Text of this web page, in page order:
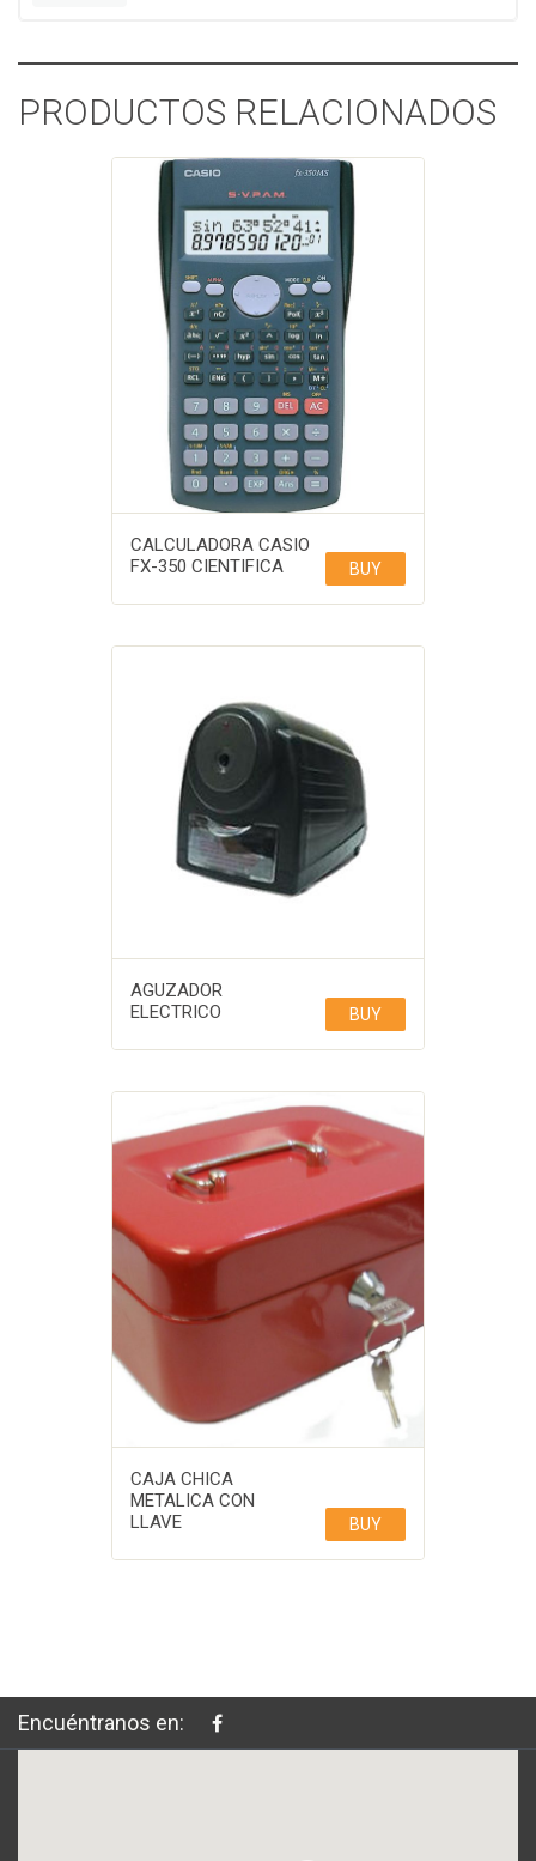
PRODUCTOS RELACIONADOS
CALCULADORA CASIO
FX-350 CIENTIFICA
BUY
AGUZADOR
ELECTRICO
BUY
CAJA CHICA
METALICA CON
LLAVE
BUY
Encuéntranos en: